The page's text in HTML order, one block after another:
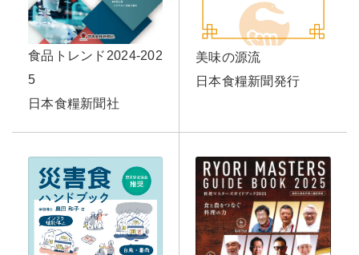
食品トレンド2024-202
5
日本食糧新聞社
美味の源流
日本食糧新聞発行